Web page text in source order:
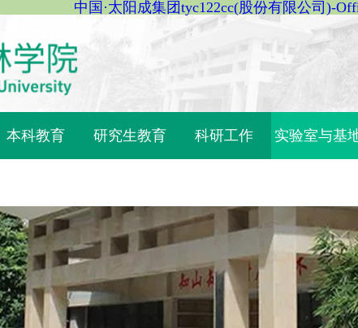
中国·太阳成集团tyc122cc(股份有限公司)-
本科教育 研究生教育 科研工作 实验室与基